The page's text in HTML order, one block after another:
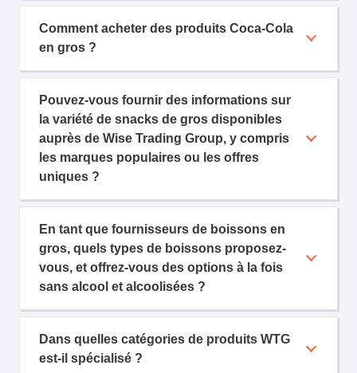
Comment acheter des produits Coca-Cola
en gros ?
Pouvez-vous fournir des informations sur
la variété de snacks de gros disponibles
auprès de Wise Trading Group, y compris
les marques populaires ou les offres
uniques ?
En tant que fournisseurs de boissons en
gros, quels types de boissons proposez-
vous, et offrez-vous des options à la fois
sans alcool et alcoolisées ?
Dans quelles catégories de produits WTG
est-il spécialisé ?